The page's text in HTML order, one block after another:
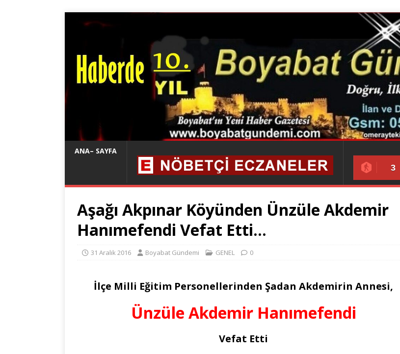
ANA– SAYFA
3
Aşağı Akpınar Köyünden Ünzüle Akdemir
Hanımefendi Vefat Etti…
31 Aralık 2016 Boyabat Gündemi GENEL 0
İlçe Milli Eğitim Personellerinden Şadan Akdemirin Annesi,
Ünzüle Akdemir Hanımefendi
Vefat Etti